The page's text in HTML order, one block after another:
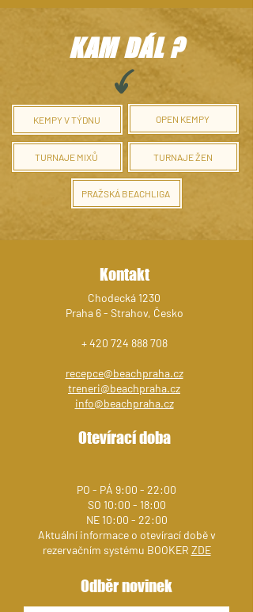
KAM DÁL ?
KEMPY V TÝDNU OPEN KEMPY
TURNAJE MIXŮ TURNAJE ŽEN
PRAŽSKÁ BEACHLIGA
Kontakt
Chodecká 1230
Praha 6 - Strahov, Česko
+420 724 888 708
recepce@beachpraha.cz
treneri@beachpraha.cz
info@beachpraha.cz
Otevírací doba
PO - PÁ 9:00 - 22:00
SO 10:00 - 18:00
NE 10:00 - 22:00
Aktuální informace o otevírací době v
rezervačním systému BOOKER ZDE
Odběr novinek